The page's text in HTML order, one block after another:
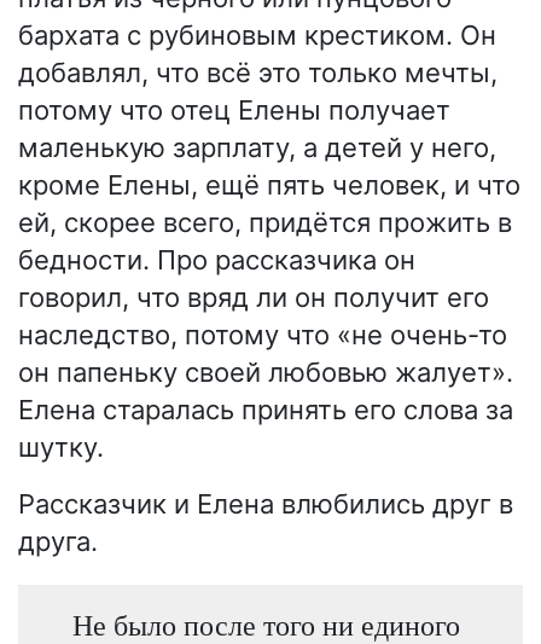
бархата с рубиновым крестиком. Он
добавлял, что всё это только мечты,
потому что отец Елены получает
маленькую зарплату, а детей у него,
кроме Елены, ещё пять человек, и что
ей, скорее всего, придётся прожить в
бедности. Про рассказчика он
говорил, что вряд ли он получит его
наследство, потому что «не очень-то
он папеньку своей любовью жалует».
Елена старалась принять его слова за
шутку.
Рассказчик и Елена влюбились друг в
друга.
Не было после того ни единого